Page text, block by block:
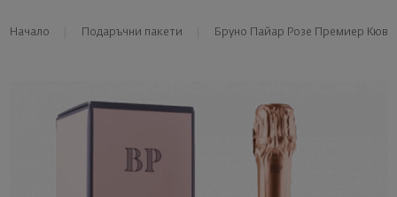
Начало Подаръчни пакети Бруно Пайар Розе Премиер Кюве